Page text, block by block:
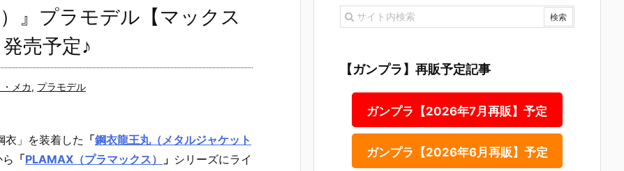
』プラモデル【マックス
売予定♪
メカ, プラモデル
衣」を装着した 「鋼衣龍王丸（メタルジャケット
「PLAMAX（プラマックス） 」 シリーズにライ
【ガンプラ】再販予定記事
ガンプラ【2026年7月再販】予定
ガンプラ【2026年6月再販】予定